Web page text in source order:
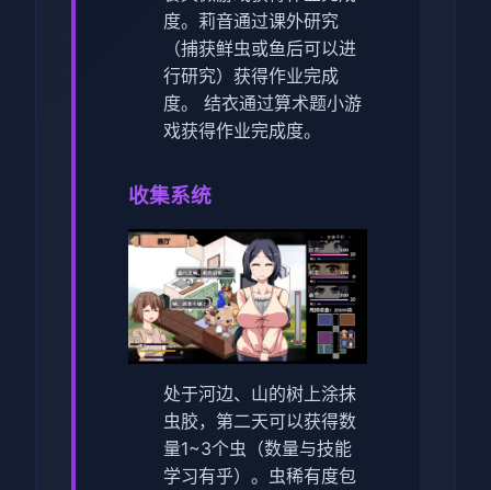
度。 莉音通过课外研究
（捕获鲜虫或鱼后可以进
行研究）获得作业完成
度。
结衣通过算术题小游
戏获得作业完成度。
收集系统
处于河边、山的树上涂抹
虫胶，第二天可以获得数
量1~3个虫（数量与技能
学习有乎）。虫稀有度包